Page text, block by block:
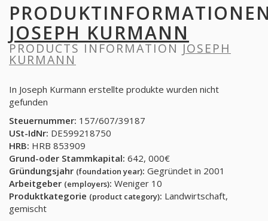
JOSEPH KURMANN
PRODUCTS INFORMATION JOSEPH
KURMANN
In Joseph Kurmann erstellte produkte wurden nicht
gefunden
Steuernummer: 157/607/39187
USt-IdNr: DE599218750
HRB: HRB 853909
Grund-oder Stammkapital: 642, 000€
Gründungsjahr (foundation year): Gegründet in 2001
Arbeitgeber (employers): Weniger 10
Produktkategorie (product category): Landwirtschaft,
gemischt